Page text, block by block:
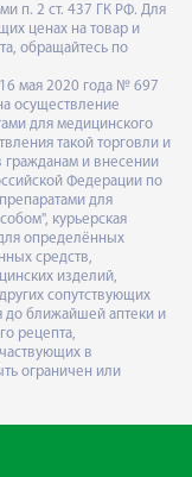
п. 2 ст. 437 ГК РФ. Для
ценах на товар и
обращайтесь по
мая 2020 года № 697
осуществление
для медицинского
такой торговли и
гражданам и внесении
Федерации по
для
курьерская
определённых
средств,
изделий,
сопутствующих
до ближайшей аптеки и
рецепта,
в
ограничен или